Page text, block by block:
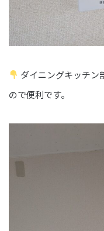
ダイニングキッチン
ので便利です。